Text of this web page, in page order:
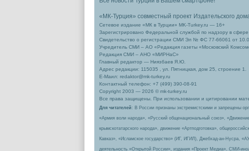
«МК-Турция» совместный проект Издательского
Сетевое издание «МК в Турции» MK-Turkey.ru — 16+
Зарегистрировано Федеральной службой по надзору в
Свидетельство о регистрации СМИ Эл № ФС 77-66061 от
Учредитель СМИ – АО «Редакция газеты «Московский
Редакция СМИ – АНО «МИРНаС»
Главный редактор — Ниязбаев Я.Ю.
Адрес редакции: 115035 , ул. Пятницкая, дом 25, строение 1.
Е-Маил: redaktor@mk-turkey.ru
Контактный телефон: +7 (499) 390-08-91
Copyright 2003 — 2026 © mk-turkey.ru
Все права защищены. При использовании и цитировании
Для читателей : В России признаны экстремистскими и запрещены
«Армия воли народа», «Русский общенациональный союз»,
крымскотатарского народа», движение «Артподготовка»,
Кавказ», «Исламское государство» (ИГ, ИГИЛ), Джебхад-ан-Нусра,
деятельность «Открытой России», издания «Проект Медиа». СМИ-